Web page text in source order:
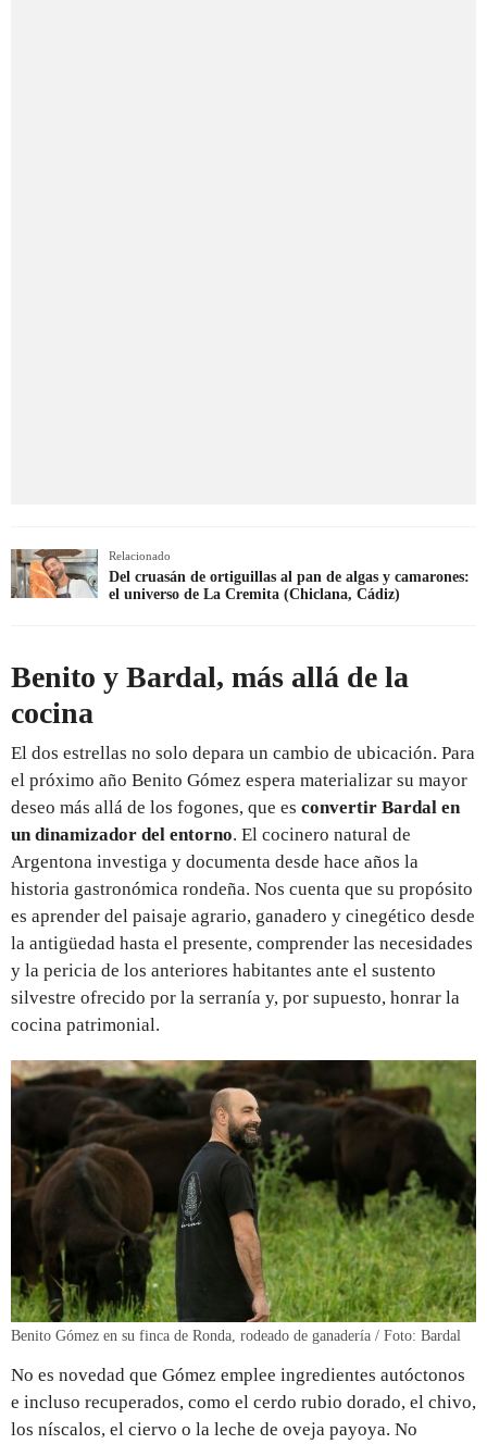
Relacionado
Del cruasán de ortiguillas al pan de algas y camarones:
el universo de La Cremita (Chiclana, Cádiz)
Benito y Bardal, más allá de la
cocina
El dos estrellas no solo depara un cambio de ubicación. Para
el próximo año Benito Gómez espera materializar su mayor
deseo más allá de los fogones, que es convertir Bardal en
un dinamizador del entorno. El cocinero natural de
Argentona investiga y documenta desde hace años la
historia gastronómica rondeña. Nos cuenta que su propósito
es aprender del paisaje agrario, ganadero y cinegético desde
la antigüedad hasta el presente, comprender las necesidades
y la pericia de los anteriores habitantes ante el sustento
silvestre ofrecido por la serranía y, por supuesto, honrar la
cocina patrimonial.
Benito Gómez en su finca de Ronda, rodeado de ganadería / Foto: Bardal
No es novedad que Gómez emplee ingredientes autóctonos
e incluso recuperados, como el cerdo rubio dorado, el chivo,
los níscalos, el ciervo o la leche de oveja payoya. No